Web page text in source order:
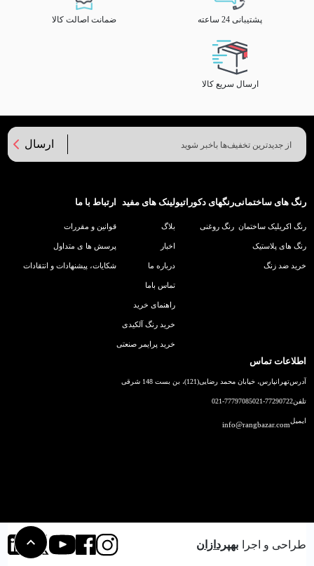
پشتیبانی 24 ساعته ضمانت اصالت کالا
ارسال سریع کالا
ارسال
رنگ های ساختمانی
رنگ اکریلیک ساختمان
رنگ های پلاستیک
خرید ضد زنگ
رنگهای دکوراتیو
رنگ روغنی
لینک های مفید
بلاگ
اخبار
درباره ما
تماس باما
راهنمای خرید
خرید رنگ آلکیدی
خرید پرایمر صنعتی
ارتباط با ما
قوانین و مقررات
پرسش ها ی متداول
شکایات، پیشنهادات و انتقادات
اطلاعات تماس
آدرستهرانپارس، خیابان محمد رضایی(121)، بن بست 148 شرقی
تلفن021-77290722
021-77797085
ایمیلinfo@rangbazar.com
طراحی و اجرا بهپردازان